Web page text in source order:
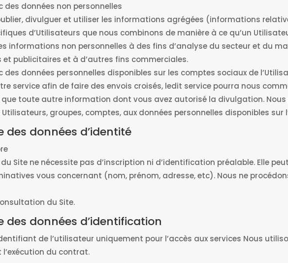
des données non personnelles
divulguer et utiliser les informations agrégées (informations
d’Utilisateurs que nous combinons de manière à ce qu’un
informations non personnelles à des fins d’analyse du secteur et du
et publicitaires et à d’autres fins commerciales.
des données personnelles disponibles sur les comptes sociaux de
service afin de faire des envois croisés, ledit service pourra nous
que toute autre information dont vous avez autorisé la divulgation.
groupes, comptes, aux données personnelles disponibles sur
des données d’identité
Site ne nécessite pas d’inscription ni d’identification préalable. Elle
vous concernant (nom, prénom, adresse, etc). Nous ne
du Site.
des données d’identification
de l’utilisateur uniquement pour l’accès aux services Nous
du contrat.